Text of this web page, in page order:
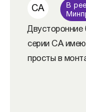
СА
В
Двусторонние
серии СА
просты в